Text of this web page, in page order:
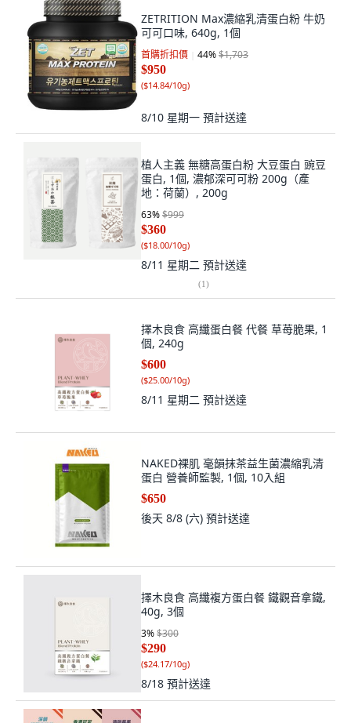
ZETRITION Max濃縮乳清蛋白粉 牛奶
可可口味, 640g, 1個
首購折扣價 44%$1,703
$950
($14.84/10g)
8/10 星期一 預計送達
植人主義 無糖高蛋白粉 大豆蛋白 豌豆
蛋白, 1個, 濃郁深可可粉 200g（產
地：荷蘭）, 200g
63%$999
$360
($18.00/10g)
8/11 星期二 預計送達
(1)
擇木良食 高纖蛋白餐 代餐 草苺脆果, 1
個, 240g
$600
($25.00/10g)
8/11 星期二 預計送達
NAKED裸肌 毫韻抹茶益生菌濃縮乳清
蛋白 營養師監製, 1個, 10入組
$650
後天 8/8 (六) 預計送達
擇木良食 高纖複方蛋白餐 鐵觀音拿鐵,
40g, 3個
3%$300
$290
($24.17/10g)
8/18 預計送達